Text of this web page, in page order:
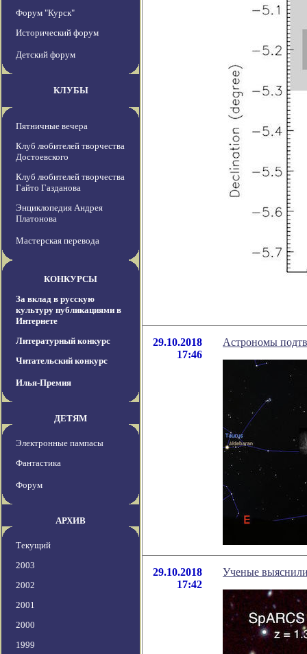
Форум "Курск"
Исторический форум
Детский форум
КЛУБЫ
Пятничные вечера
Клуб любителей творчества
Достоевского
Клуб любителей творчества
Гайто Газданова
Энциклопедия Андрея
Платонова
Мастерская перевода
КОНКУРСЫ
За вклад в русскую
культуру публикациями в
Интернете
Литературный конкурс
Читательский конкурс
Илья-Премия
ДЕТЯМ
Электронные пампасы
Фантастика
Форум
АРХИВ
Текущий
2003
2002
2001
2000
1999
29.10.2018
17:46
Астрономы
29.10.2018
17:42
Ученые